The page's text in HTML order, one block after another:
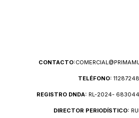
CONTACTO:
TELÉFONO:
REGISTRO DNDA: RL-2024-
DIRECTOR PERIODÍSTICO: